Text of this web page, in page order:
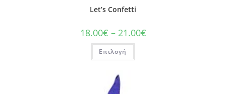
Let’s Confetti
18.00€ – 21.00€
Επιλογή